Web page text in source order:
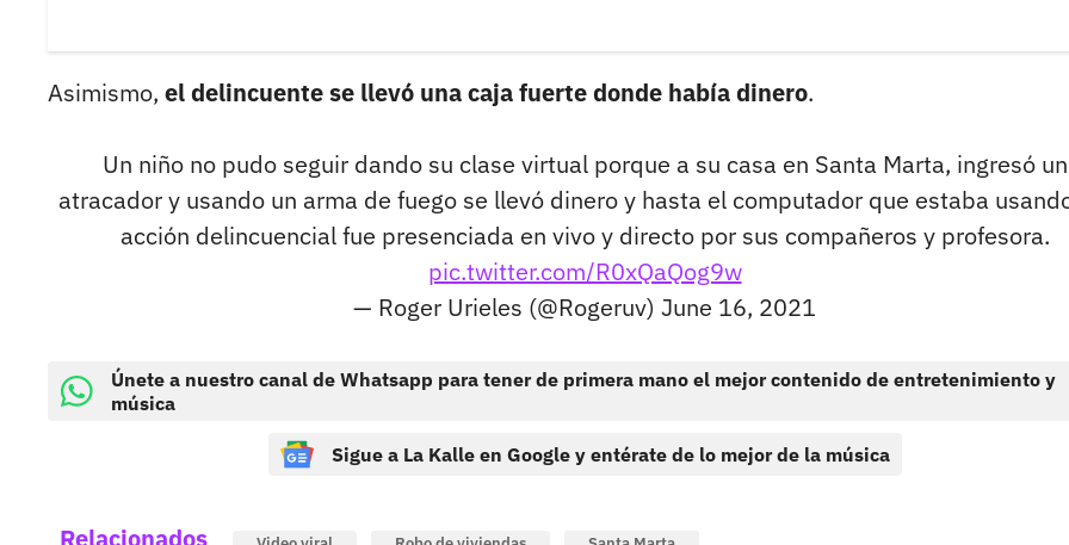
Asimismo, el delincuente se llevó una caja fuerte donde había dinero.
Un niño no pudo seguir dando su clase virtual porque a su casa en Santa Marta, ingresó un
atracador y usando un arma de fuego se llevó dinero y hasta el computador que estaba
acción delincuencial fue presenciada en vivo y directo por sus compañeros y profesora.
pic.twitter.com/R0xQaQog9w
— Roger Urieles (@Rogeruv) June 16, 2021
Únete a nuestro canal de Whatsapp para tener de primera mano el mejor contenido de entretenimiento y
música
Sigue a La Kalle en Google y entérate de lo mejor de la música